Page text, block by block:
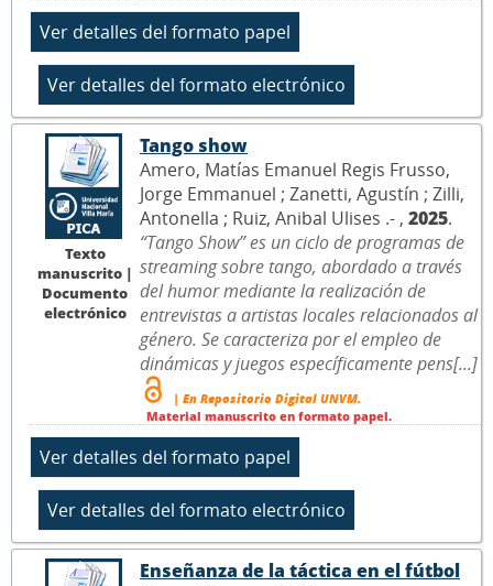
Texto
manuscrito |
Documento
electrónico
Tango show
Amero, Matías Emanuel Regis Frusso,
Jorge Emmanuel ; Zanetti, Agustín ; Zilli,
Antonella ; Ruiz, Anibal Ulises .- , 2025.
“Tango Show” es un ciclo de programas de
streaming sobre tango, abordado a través
del humor mediante la realización de
entrevistas a artistas locales relacionados al
género. Se caracteriza por el empleo de
dinámicas y juegos específicamente pens[...]
| En Repositorio Digital UNVM.
Material manuscrito en formato papel.
Enseñanza de la táctica en el fútbol